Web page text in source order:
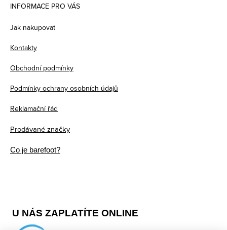
INFORMACE PRO VÁS
Jak nakupovat
Kontakty
Obchodní podmínky
Podmínky ochrany osobních údajů
Reklamační řád
Prodávané značky
Co je barefoot?
U NÁS ZAPLATÍTE ONLINE